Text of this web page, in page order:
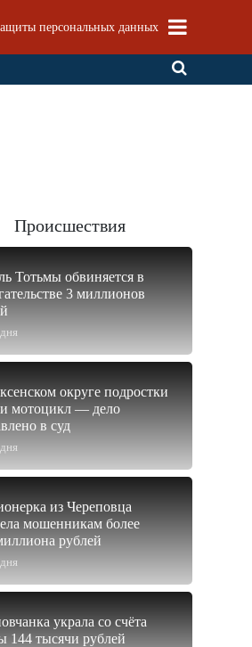
персональных данных
Происшествия
Тотьмы обвиняется в
3 миллионов
округе подростки
мотоцикл — дело
в суд
из Череповца
мошенникам более
рублей
украла со счёта
144 тысячи рублей